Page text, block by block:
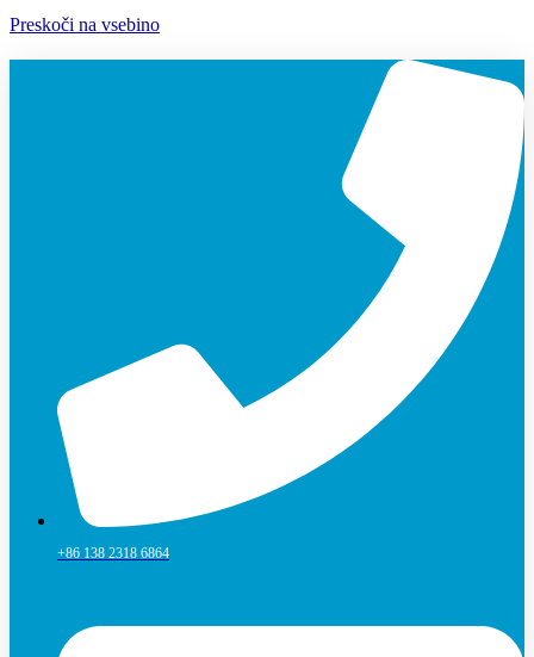
Preskoči na vsebino
+86 138 2318 6864